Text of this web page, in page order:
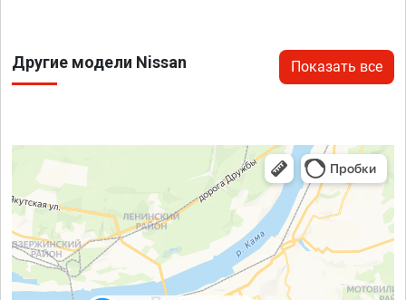
Другие модели Nissan Показать все